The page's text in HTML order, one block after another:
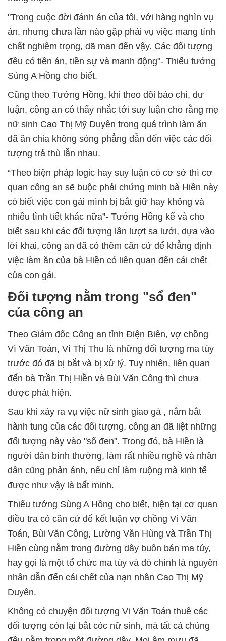
"Trong cuộc đời đánh án của tôi, với hàng nghìn vụ
án, nhưng chưa lần nào gặp phải vụ việc mang tính
chất nghiêm trọng, dã man đến vậy. Các đối tượng
đều có tiền án, tiền sự và manh động"- Thiếu tướng
Sùng A Hồng cho biết.
Cũng theo Tướng Hồng, khi theo dõi báo chí, dư
luận, công an có thấy nhắc tới suy luận cho rằng mẹ
nữ sinh Cao Thị Mỹ Duyên trong quá trình làm ăn
đã ăn chia không sòng phẳng dẫn đến việc các đối
tượng trả thù lẫn nhau.
“Theo biện pháp logic hay suy luận có cơ sở thì cơ
quan công an sẽ buộc phải chứng minh bà Hiền này
có biết việc con gái mình bị bắt giữ hay không và
nhiều tình tiết khác nữa”- Tướng Hồng kể và cho
biết sau khi các đối tượng lần lượt sa lưới, dựa vào
lời khai, công an đã có thêm căn cứ để khẳng định
việc làm ăn của bà Hiền có liên quan đến cái chết
của con gái.
Đối tượng nằm trong "sổ đen"
của công an
Theo Giám đốc Công an tỉnh Điện Biên, vợ chồng
Vì Văn Toán, Vì Thị Thu là những đối tượng ma túy
trước đó đã bị bắt và bị xử lý. Tuy nhiên, liên quan
đến bà Trần Thị Hiền và Bùi Văn Công thì chưa
được phát hiện.
Sau khi xảy ra vụ việc nữ sinh giao gà , nắm bắt
hành tung của các đối tượng, công an đã liệt những
đối tượng này vào "sổ đen". Trong đó, bà Hiền là
người dân bình thường, làm rất nhiều nghề và nhân
dân cũng phản ánh, nếu chỉ làm ruộng mà kinh tế
được như vậy là bất minh.
Thiếu tướng Sùng A Hồng cho biết, hiện tại cơ quan
điều tra có căn cứ để kết luận vợ chồng Vi Văn
Toán, Bùi Văn Công, Lường Văn Hùng và Trần Thị
Hiền cùng nằm trong đường dây buôn bán ma túy,
hay gọi là một tổ chức ma túy và đó chính là nguyên
nhân dẫn đến cái chết của nạn nhân Cao Thị Mỹ
Duyên.
Không có chuyện đối tượng Vi Văn Toán thuê các
đối tượng còn lại bắt cóc nữ sinh, mà tất cả chúng